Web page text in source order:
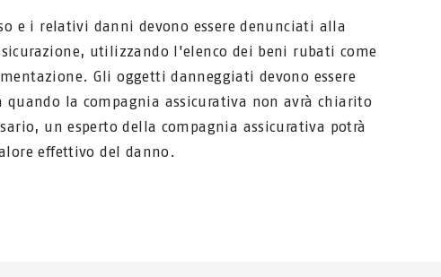
e i relativi danni devono essere denunciati alla
utilizzando l'elenco dei beni rubati come
Gli oggetti danneggiati devono essere
quando la compagnia assicurativa non avrà chiarito
un esperto della compagnia assicurativa potrà
effettivo del danno.